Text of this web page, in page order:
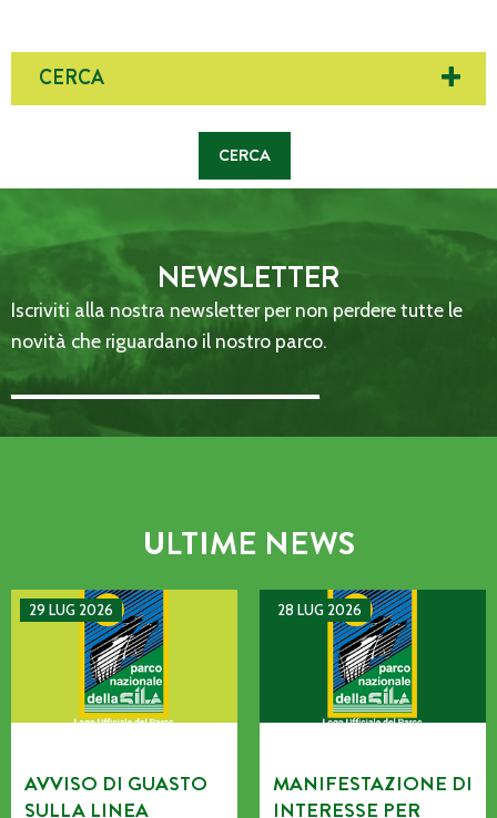
CERCA
NEWSLETTER
Iscriviti alla nostra newsletter per non perdere tutte le
novità che riguardano il nostro parco.
Email Address::: (required)
ULTIME NEWS
29 LUG 2026
AVVISO DI GUASTO SULLA LINEA TELEFONICA DELL’ENTE
AVVISO DI GUASTO
SULLA LINEA
28 LUG 2026
MANIFESTAZIONE DI
MANIFESTAZIONE DI
INTERESSE PER